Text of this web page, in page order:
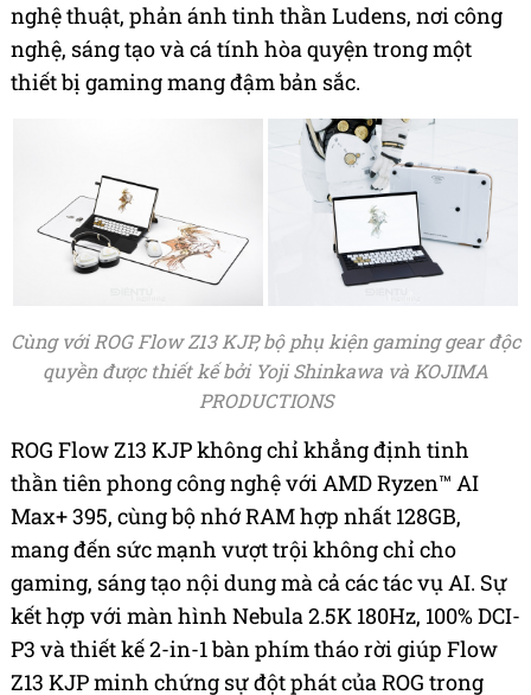
nghệ thuật, phản ánh tinh thần Ludens, nơi công
nghệ, sáng tạo và cá tính hòa quyện trong một
thiết bị gaming mang đậm bản sắc.
Cùng với ROG Flow Z13 KJP, bộ phụ kiện gaming gear độc
quyền được thiết kế bởi Yoji Shinkawa và KOJIMA
PRODUCTIONS
ROG Flow Z13 KJP không chỉ khẳng định tinh
thần tiên phong công nghệ với AMD Ryzen™ AI
Max+ 395, cùng bộ nhớ RAM hợp nhất 128GB,
mang đến sức mạnh vượt trội không chỉ cho
gaming, sáng tạo nội dung mà cả các tác vụ AI. Sự
kết hợp với màn hình Nebula 2.5K 180Hz, 100% DCI-
P3 và thiết kế 2-in-1 bàn phím tháo rời giúp Flow
Z13 KJP minh chứng sự đột phát của ROG trong